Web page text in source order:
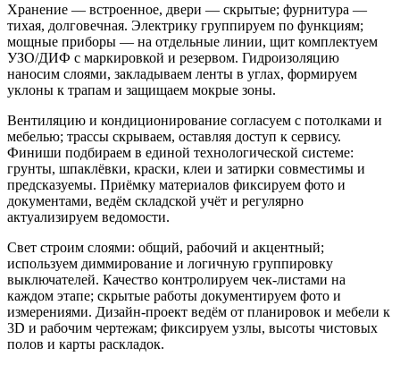
Хранение — встроенное, двери — скрытые; фурнитура —
тихая, долговечная. Электрику группируем по функциям;
мощные приборы — на отдельные линии, щит комплектуем
УЗО/ДИФ с маркировкой и резервом. Гидроизоляцию
наносим слоями, закладываем ленты в углах, формируем
уклоны к трапам и защищаем мокрые зоны.
Вентиляцию и кондиционирование согласуем с потолками и
мебелью; трассы скрываем, оставляя доступ к сервису.
Финиши подбираем в единой технологической системе:
грунты, шпаклёвки, краски, клеи и затирки совместимы и
предсказуемы. Приёмку материалов фиксируем фото и
документами, ведём складской учёт и регулярно
актуализируем ведомости.
Свет строим слоями: общий, рабочий и акцентный;
используем диммирование и логичную группировку
выключателей. Качество контролируем чек‑листами на
каждом этапе; скрытые работы документируем фото и
измерениями. Дизайн‑проект ведём от планировок и мебели к
3D и рабочим чертежам; фиксируем узлы, высоты чистовых
полов и карты раскладок.